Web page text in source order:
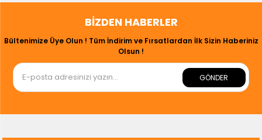
BIZDEN HABERLER
Bültenimize Üye Olun ! Tüm İndirim ve Fırsatlardan İlk Sizin Haberiniz
Olsun !
GÖNDER